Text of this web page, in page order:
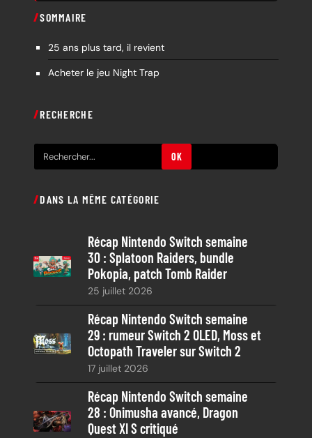
SOMMAIRE
25 ans plus tard, il revient
Acheter le jeu Night Trap
RECHERCHE
e
h
c
h
OK
DANS LA MÊME CATÉGORIE
Récap Nintendo Switch semaine
30 : Splatoon Raiders, bundle
Pokopia, patch Tomb Raider
25 juillet 2026
Récap Nintendo Switch semaine
29 : rumeur Switch 2 OLED, Moss et
Octopath Traveler sur Switch 2
17 juillet 2026
Récap Nintendo Switch semaine
28 : Onimusha avancé, Dragon
Quest XI S critiqué